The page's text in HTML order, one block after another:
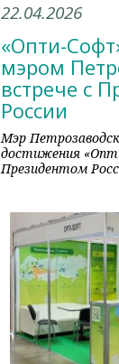
22.04.2026
«Опти-
мэром
встрече с
России
Мэр
достижения
Президентом